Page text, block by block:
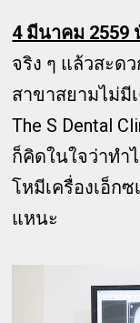
4 มีนาคม 2559
จริง ๆ แล้วสะด
สาขาสยามไม่มี
The S Dental
ก็คิดในใจว่าทำ
โหมีเครื่องเอ็ก
แหนะ